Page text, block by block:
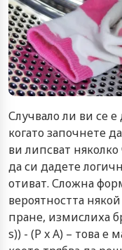
Случвало ли ви се
когато започнете
ви липсват
да си дадете
отиват. Сложна
вероятността
пране, измислиха
s)) - (P x A) – това е